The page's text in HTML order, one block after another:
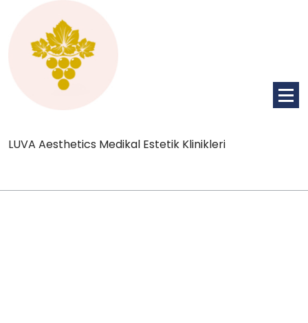
LUVA Aesthetics Medikal Estetik Klinikleri